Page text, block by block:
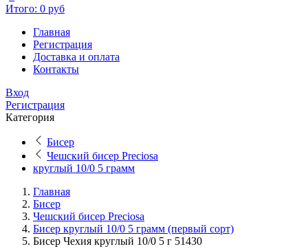
Итого: 0 руб
Главная
Регистрация
Доставка и оплата
Контакты
Вход
Регистрация
Категория
Бисер
Чешский бисер Preciosa
круглый 10/0 5 грамм
Главная
Бисер
Чешский бисер Preciosa
Бисер круглый 10/0 5 грамм (первый сорт)
Бисер Чехия круглый 10/0 5 г 51430